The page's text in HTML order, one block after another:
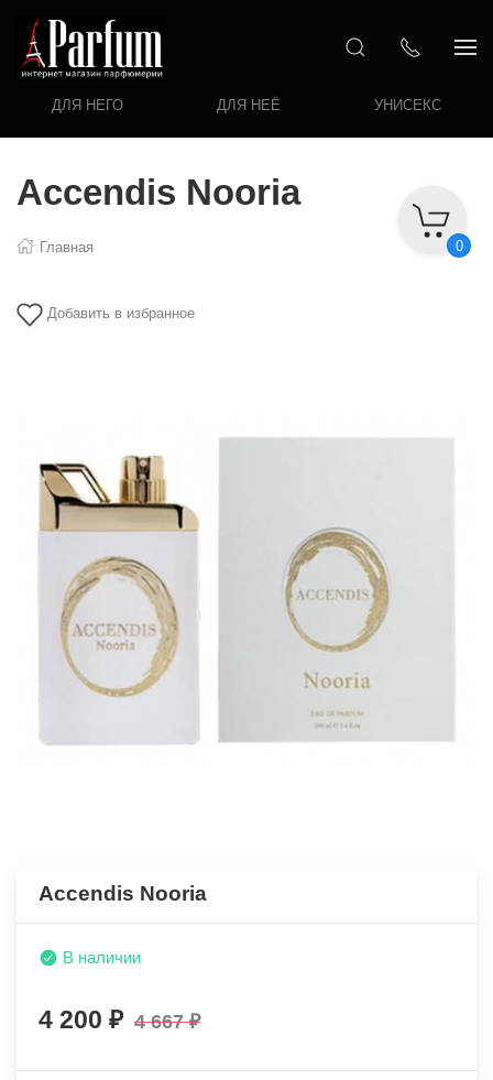
ДЛЯ НЕГО ДЛЯ НЕЁ УНИСЕКС
0
Accendis Nooria
Главная
Добавить в избранное
Accendis Nooria
В наличии
4 200 4 667